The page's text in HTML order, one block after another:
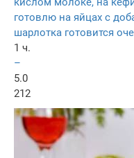
готовлю на яйцах с
шарлотка готовится
1 ч.
–
5.0
212